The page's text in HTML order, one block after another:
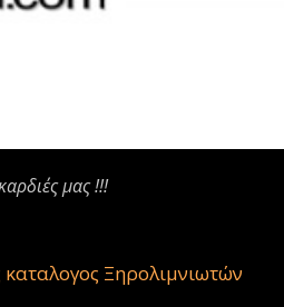
μας !!!
Ξηρολιμνιωτών